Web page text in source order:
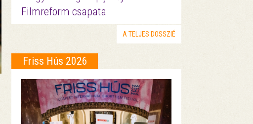
Filmreform csapata
A TELJES DOSSZIÉ
Friss Hús 2026